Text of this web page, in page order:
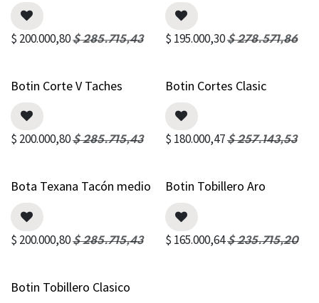
$ 200.000,80$285.715,43 $ 195.000,30$278.571,86
Botin Corte V Taches
$ 200.000,80$285.715,43
Botin Cortes Clasic
$ 180.000,47$257.143,53
Bota Texana Tacón medio
$ 200.000,80$285.715,43
Botin Tobillero Aro
$ 165.000,64$235.715,20
Botin Tobillero Clasico